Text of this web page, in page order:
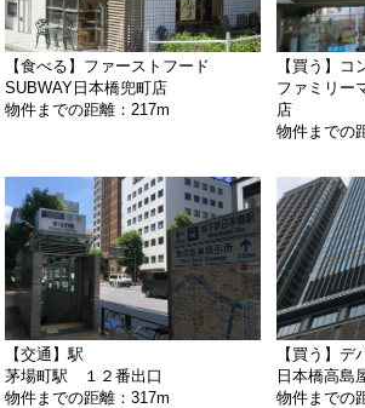
【食べる】ファーストフード
SUBWAY日本橋兜町店
物件までの距離：217m
【買う】
ファミリー
店
物件までの
【交通】駅
茅場町駅 １２番出口
物件までの距離：317m
【買う】デ
日本橋高島
物件までの